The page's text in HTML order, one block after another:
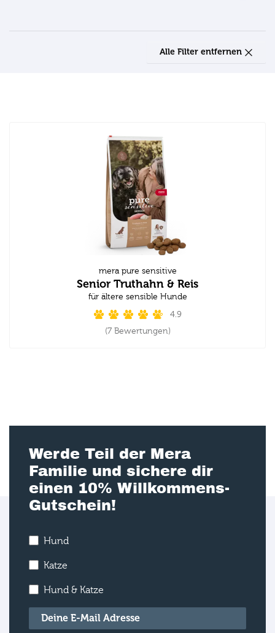
Alle Filter entfernen
mera pure sensitive
Senior Truthahn & Reis
für ältere sensible Hunde
4.9
(7 Bewertungen)
Werde Teil der Mera
Familie und sichere dir
einen 10% Willkommens-
Gutschein!
Hund
Katze
Hund & Katze
E-Mail*